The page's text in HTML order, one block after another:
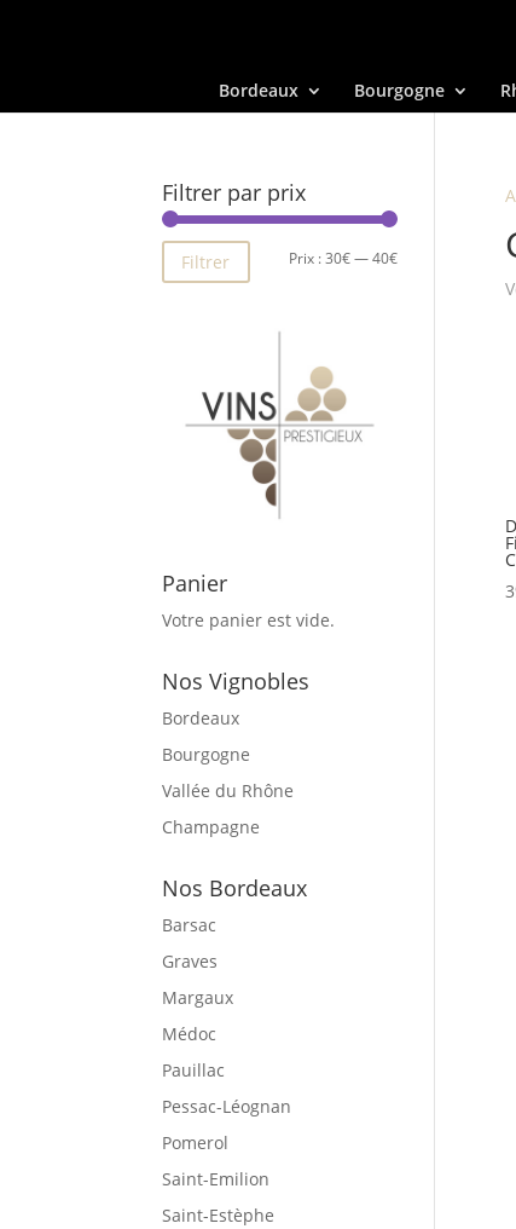
Bordeaux Bourgogne
Filtrer par prix
Prix
Prix
Filtrer Prix :30€—40€
Panier
Votre panier est vide.
Nos Vignobles
Bordeaux
Bourgogne
Vallée du Rhône
Champagne
Nos Bordeaux
Barsac
Graves
Margaux
Médoc
Pauillac
Pessac-Léognan
Pomerol
Saint-Emilion
Saint-Estèphe